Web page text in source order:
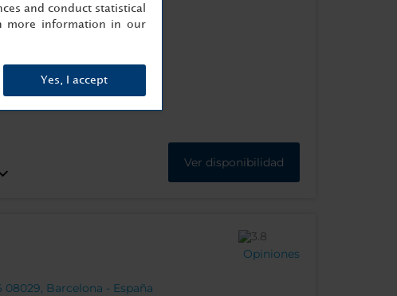
Ver disponibilidad
08029, Barcelona - España
Opiniones
and conduct statistical
more information in our
Yes, I accept